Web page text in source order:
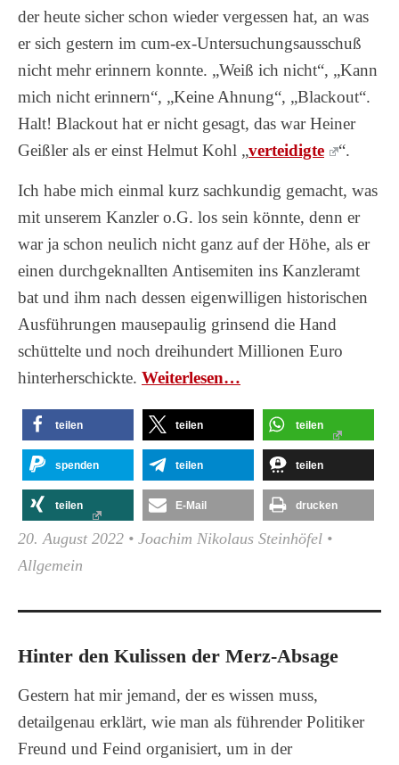
der heute sicher schon wieder vergessen hat, an was
er sich gestern im cum-ex-Untersuchungsausschuß
nicht mehr erinnern konnte. „Weiß ich nicht“, „Kann
mich nicht erinnern“, „Keine Ahnung“, „Blackout“.
Halt! Blackout hat er nicht gesagt, das war Heiner
Geißler als er einst Helmut Kohl „verteidigte “.
Ich habe mich einmal kurz sachkundig gemacht, was
mit unserem Kanzler o.G. los sein könnte, denn er
war ja schon neulich nicht ganz auf der Höhe, als er
einen durchgeknallten Antisemiten ins Kanzleramt
bat und ihm nach dessen eigenwilligen historischen
Ausführungen mausepaulig grinsend die Hand
schüttelte und noch dreihundert Millionen Euro
hinterherschickte. Wei­ter­le­sen…
teilen teilen teilen
spenden teilen teilen
teilen E-Mail drucken
20. August 2022 • Joachim Nikolaus Steinhöfel •
Allgemein
Hinter den Kulissen der Merz-Absage
Gestern hat mir jemand, der es wissen muss,
detailgenau erklärt, wie man als führender Politiker
Freund und Feind organisiert, um in der